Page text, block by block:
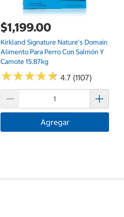
$1,199.00
Kirkland Signature Nature's Domain
Alimento Para Perro Con Salmón Y
Camote 15.87kg
★★★★★
★★★★★ 4.7 (1107)
Agregar